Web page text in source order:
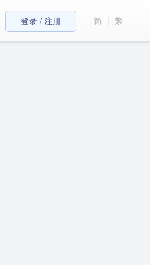
登录 / 注册 简 繁